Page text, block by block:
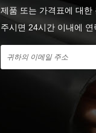
제품 또는 가격표에 대한
주시면 24시간 이내에